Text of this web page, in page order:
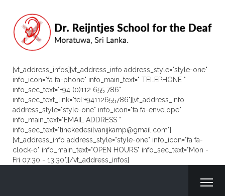
[vt_address_infos][vt_address_info address_style="style-one"
info_icon="fa fa-phone" info_main_text=" TELEPHONE "
info_sec_text="+94 (0)112 655 786"
info_sec_text_link="tel:+94112655786"][vt_address_info
address_style="style-one" info_icon="fa fa-envelope"
info_main_text="EMAIL ADDRESS "
info_sec_text="tinekedesilvanijkamp@gmail.com"]
[vt_address_info address_style="style-one" info_icon="fa fa-
clock-o" info_main_text="OPEN HOURS" info_sec_text="Mon -
Fri 07:30 - 13:30"][/vt_address_infos]